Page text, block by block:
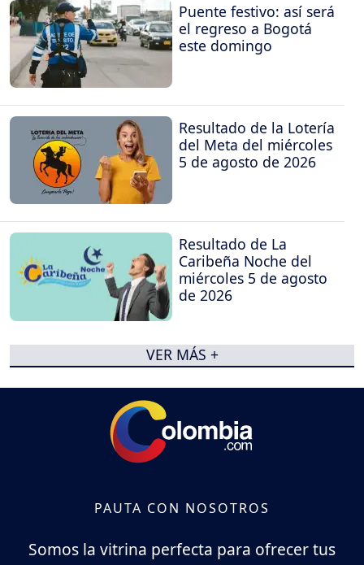
Puente festivo: así será
el regreso a Bogotá
este domingo
Resultado de la Lotería
del Meta del miércoles
5 de agosto de 2026
Resultado de La
Caribeña Noche del
miércoles 5 de agosto
de 2026
VER MÁS +
PAUTA CON NOSOTROS
Somos la vitrina perfecta para ofrecer tus